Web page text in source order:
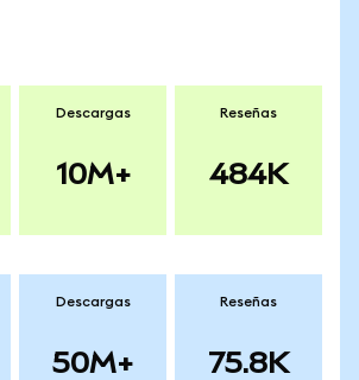
Descargas
10M+
Reseñas
484K
Descargas
50M+
Reseñas
75.8K